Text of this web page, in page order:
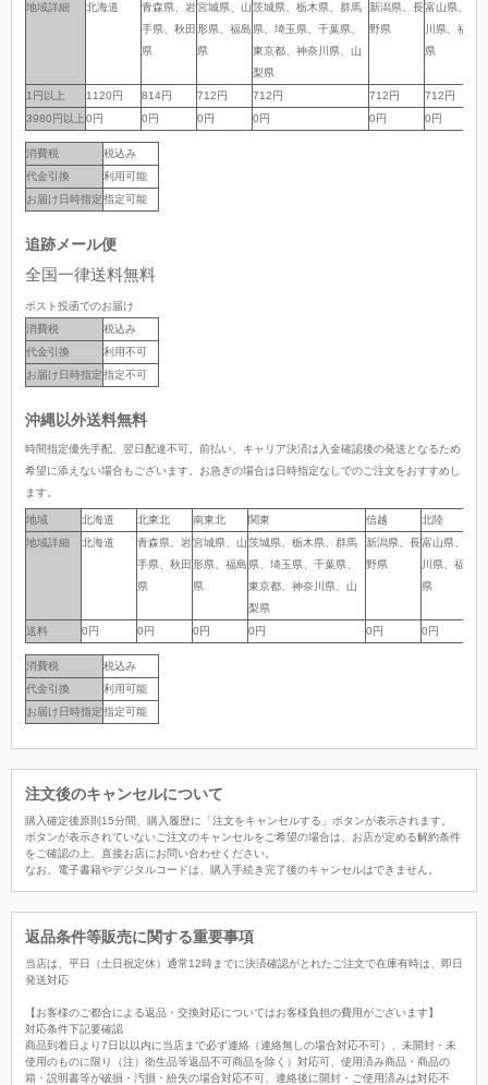
地域詳細
北海道
青森県、岩
手県、秋田
県
宮城県、山
形県、福島
県
茨城県、栃木県、群馬
県、埼玉県、千葉県、
東京都、神奈川県、山
梨県
新潟県、長
野県
富山県、石
川県、福井
県
1円以上 1120円 814円 712円 712円 712円 712円
3980円以上0円 0円 0円 0円 0円 0円
地域詳細
1円以上
3980円以上
消費税
税込み
代金引換
利用可能
お届け日時指定指定可能
追跡メール便
全国一律送料無料
ポスト投函でのお届け
消費税
税込み
代金引換
利用不可
お届け日時指定指定不可
沖縄以外送料無料
時間指定優先手配、翌日配達不可。前払い、キャリア決済は入金確認後の発送となるため
希望に添えない場合もございます。お急ぎの場合は日時指定なしでのご注文をおすすめし
ます。
地域 北海道 北東北 南東北 関東 信越 北陸
地域詳細
北海道
青森県、岩
手県、秋田
県
宮城県、山
形県、福島
県
茨城県、栃木県、群馬
県、埼玉県、千葉県、
東京都、神奈川県、山
梨県
新潟県、長
野県
富山県、石
川県、福井
県
送料 0円 0円 0円 0円 0円 0円
地域
地域詳細
送料
消費税
税込み
代金引換
利用可能
お届け日時指定指定可能
注文後のキャンセルについて
購入確定後原則15分間、購入履歴に「注文をキャンセルする」ボタンが表示されます。
ボタンが表示されていないご注文のキャンセルをご希望の場合は、お店が定める解約条件
をご確認の上、直接お店にお問い合わせください。
なお、電子書籍やデジタルコードは、購入手続き完了後のキャンセルはできません。
返品条件等販売に関する重要事項
当店は、平日（土日祝定休）通常12時までに決済確認がとれたご注文で在庫有時は、即日
発送対応
【お客様のご都合による返品・交換対応についてはお客様負担の費用がございます】
対応条件下記要確認
商品到着日より7日以以内に当店まで必ず連絡（連絡無しの場合対応不可）、未開封・未
使用のものに限り（注）衛生品等返品不可商品を除く）対応可、使用済み商品・商品の
箱・説明書等が破損・汚損・紛失の場合対応不可、連絡後に開封・ご使用済みは対応不